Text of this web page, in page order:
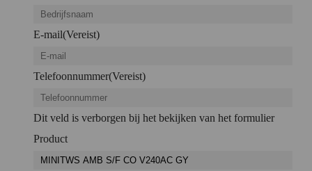
E-mail(Vereist)
Telefoonnummer(Vereist)
Dit veld is verborgen bij het bekijken van het formulier
Product